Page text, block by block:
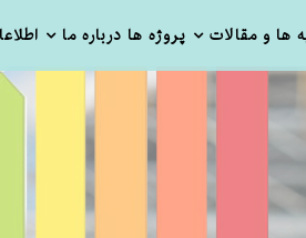
ها و مقالات پروژه ها درباره ما